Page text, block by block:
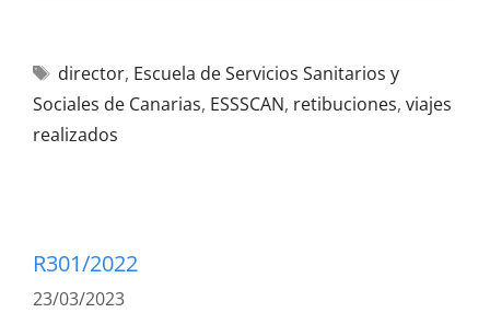
director, Escuela de Servicios Sanitarios y
Sociales de Canarias, ESSSCAN, retibuciones, viajes
realizados
R301/2022
23/03/2023